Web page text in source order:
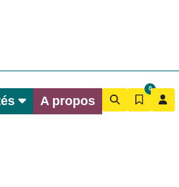
A propos
0